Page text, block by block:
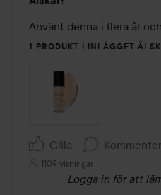
5
av
5
Använt denna i flera år
1 PRODUKT I INLÄGGET
Gilla
1109 visningar
Logga in för att